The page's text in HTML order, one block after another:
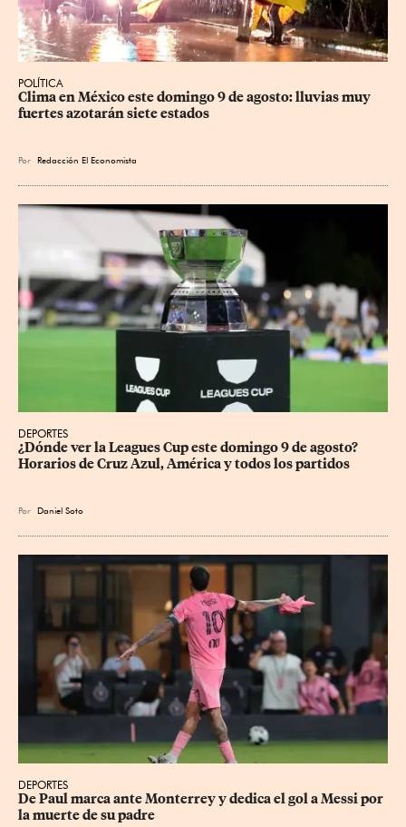
POLÍTICA
Clima en México este domingo 9 de agosto: lluvias muy
fuertes azotarán siete estados
Por Redacción El Economista
DEPORTES
¿Dónde ver la Leagues Cup este domingo 9 de agosto?
Horarios de Cruz Azul, América y todos los partidos
Por Daniel Soto
DEPORTES
De Paul marca ante Monterrey y dedica el gol a Messi por
la muerte de su padre